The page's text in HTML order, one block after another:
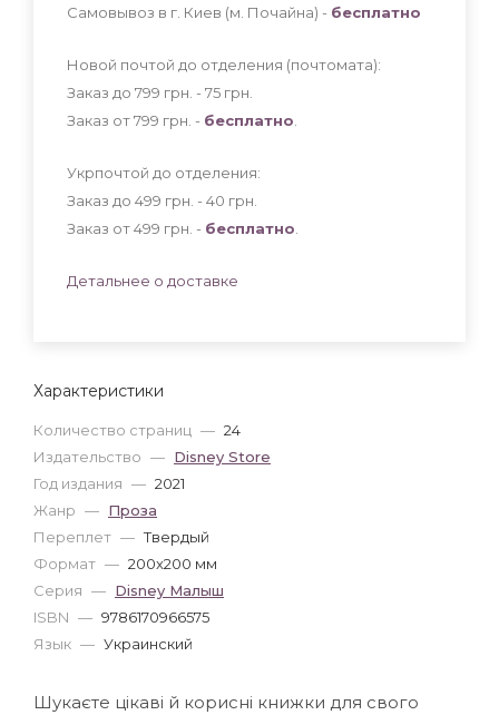
Характеристики
Количество страниц — 24
Издательство — Disney Store
Год издания — 2021
Жанр — Проза
Переплет — Твердый
Формат — 200x200 мм
Серия — Disney Малыш
ISBN — 9786170966575
Язык — Украинский
Самовывоз в г. Киев (м. Почайна) - бесплатно
Новой почтой до отделения (почтомата):
Заказ до 799 грн. - 75 грн
Заказ от 799 грн. - бесплатно
Укрпочтой до отделения:
Заказ до 499 грн. - 40 грн
Заказ от 499 грн. - бесплатно
Детальнее о доставке
Шукаєте цікаві й корисні книжки для свого